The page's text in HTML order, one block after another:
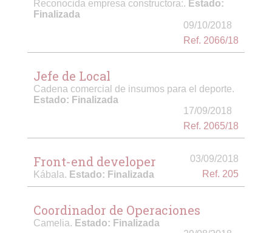
Reconocida empresa constructora:. Estado:
Finalizada
09/10/2018
Ref. 2066/18
Jefe de Local
Cadena comercial de insumos para el deporte.
Estado: Finalizada
17/09/2018
Ref. 2065/18
Front-end developer
Kábala. Estado: Finalizada
03/09/2018
Ref. 205
Coordinador de Operaciones
Camelia. Estado: Finalizada